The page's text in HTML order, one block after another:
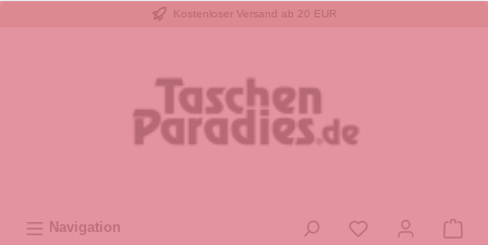
Kostenloser Versand ab 20 EUR
Navigation